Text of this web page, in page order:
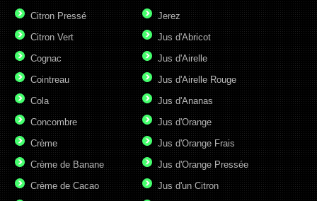
Citron Pressé
Citron Vert
Cognac
Cointreau
Cola
Concombre
Crème
Crème de Banane
Crème de Cacao
Jerez
Jus d'Abricot
Jus d'Airelle
Jus d'Airelle Rouge
Jus d'Ananas
Jus d'Orange
Jus d'Orange Frais
Jus d'Orange Pressée
Jus d'un Citron